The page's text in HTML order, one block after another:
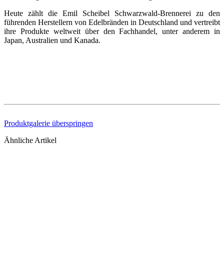
Heute zählt die Emil Scheibel Schwarzwald-Brennerei zu den
führenden Herstellern von Edelbränden in Deutschland und vertreibt
ihre Produkte weltweit über den Fachhandel, unter anderem in
Japan, Australien und Kanada.
Produktgalerie überspringen
Ähnliche Artikel